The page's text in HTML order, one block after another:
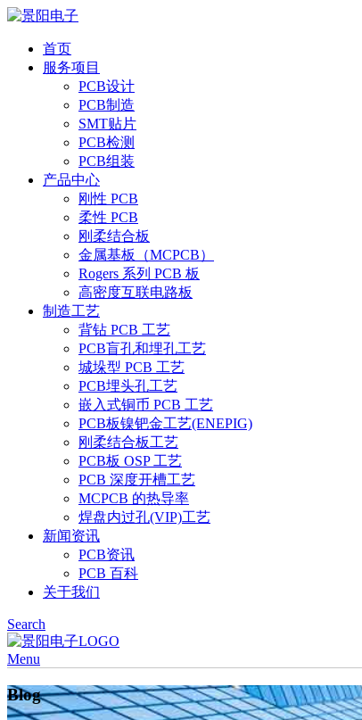
首页
服务项目
PCB设计
PCB制造
SMT贴片
PCB检测
PCB组装
产品中心
刚性 PCB
柔性 PCB
刚柔结合板
金属基板（MCPCB）
Rogers 系列 PCB 板
高密度互联电路板
制造工艺
背钻 PCB 工艺
PCB盲孔和埋孔工艺
城垛型 PCB 工艺
PCB埋头孔工艺
嵌入式铜币 PCB 工艺
PCB板镍钯金工艺(ENEPIG)
刚柔结合板工艺
PCB板 OSP 工艺
PCB 深度开槽工艺
MCPCB 的热导率
焊盘内过孔(VIP)工艺
新闻资讯
PCB资讯
PCB 百科
关于我们
Search
Menu
Blog